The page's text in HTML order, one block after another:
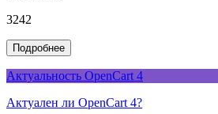
3242
Подробнее
Актуальность OpenCart 4
Актуален ли OpenCart 4?